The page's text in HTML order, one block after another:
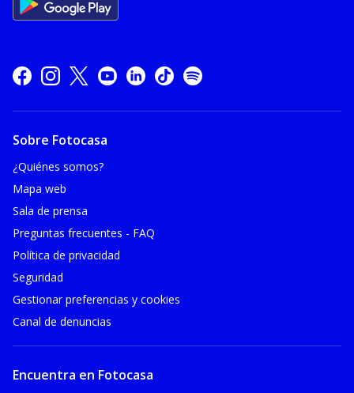
Sobre Fotocasa
¿Quiénes somos?
Mapa web
Sala de prensa
Preguntas frecuentes - FAQ
Política de privacidad
Seguridad
Gestionar preferencias y cookies
Canal de denuncias
Encuentra en Fotocasa